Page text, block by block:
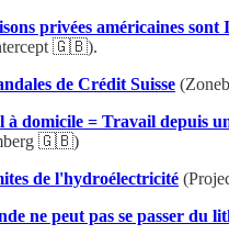
privées américaines sont
🇬🇧).
de Crédit Suisse
à domicile = Travail depuis
🇬🇧)
de l'hydroélectricité
ne peut pas se passer du